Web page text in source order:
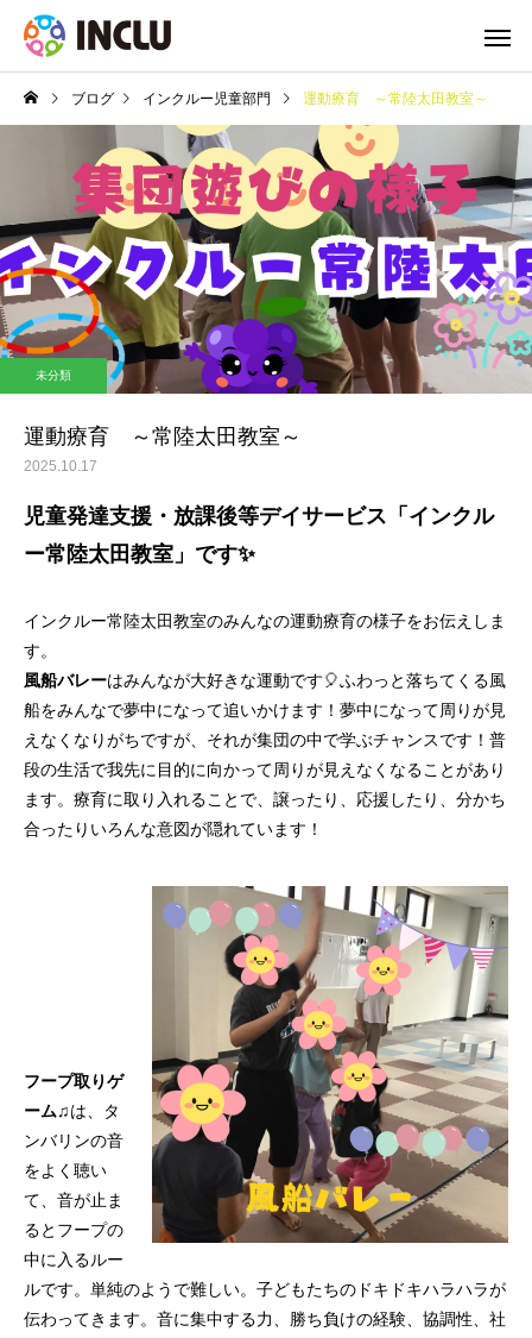
ブログ インクルー児童部門 運動療育 ～常陸太田教室～
未分類
運動療育 ～常陸太田教室～
2025.10.17
児童発達支援・放課後等デイサービス「インクル
ー常陸太田教室」です✨
インクルー常陸太田教室のみんなの運動療育の様子をお伝えしま
す。
風船バレーはみんなが大好きな運動です🎈ふわっと落ちてくる風
船をみんなで夢中になって追いかけます！夢中になって周りが見
えなくなりがちですが、それが集団の中で学ぶチャンスです！普
段の生活で我先に目的に向かって周りが見えなくなることがあり
ます。療育に取り入れることで、譲ったり、応援したり、分かち
合ったりいろんな意図が隠れています！
フープ取りゲ
ーム♫は、タ
ンバリンの音
をよく聴い
て、音が止ま
るとフープの
中に入るルー
ルです。単純のようで難しい。子どもたちのドキドキハラハラが
伝わってきます。音に集中する力、勝ち負けの経験、協調性、社